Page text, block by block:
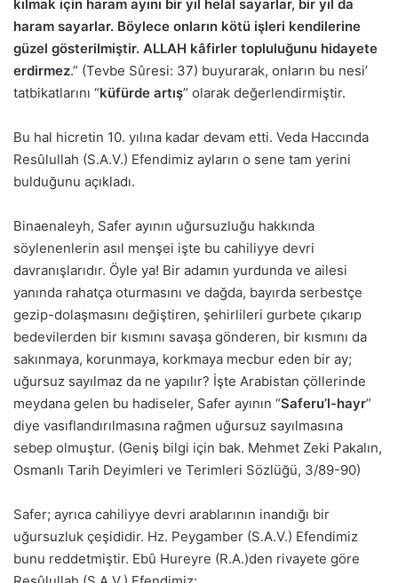
kılmak için haram ayını bir yıl helal sayarlar, bir yıl da
haram sayarlar. Böylece onların kötü işleri kendilerine
güzel gösterilmiştir. ALLAH kâfirler topluluğunu hidayete
erdirmez.” (Tevbe Sûresi: 37) buyurarak, onların bu nesi’
tatbikatlarını “küfürde artış” olarak değerlendirmiştir.
Bu hal hicretin 10. yılına kadar devam etti. Veda Haccında
Resûlullah (S.A.V.) Efendimiz ayların o sene tam yerini
bulduğunu açıkladı.
Binaenaleyh, Safer ayının uğursuzluğu hakkında
söylenenlerin asıl menşei işte bu cahiliyye devri
davranışlarıdır. Öyle ya! Bir adamın yurdunda ve ailesi
yanında rahatça oturmasını ve dağda, bayırda serbestçe
gezip-dolaşmasını değiştiren, şehirlileri gurbete çıkarıp
bedevilerden bir kısmını savaşa gönderen, bir kısmını da
sakınmaya, korunmaya, korkmaya mecbur eden bir ay;
uğursuz sayılmaz da ne yapılır? İşte Arabistan çöllerinde
meydana gelen bu hadiseler, Safer ayının “Saferu’l-hayr”
diye vasıflandırılmasına rağmen uğursuz sayılmasına
sebep olmuştur. (Geniş bilgi için bak. Mehmet Zeki Pakalın,
Osmanlı Tarih Deyimleri ve Terimleri Sözlüğü, 3/89-90)
Safer; ayrıca cahiliyye devri arablarının inandığı bir
uğursuzluk çeşididir. Hz. Peygamber (S.A.V.) Efendimiz
bunu reddetmiştir. Ebû Hureyre (R.A.)den rivayete göre